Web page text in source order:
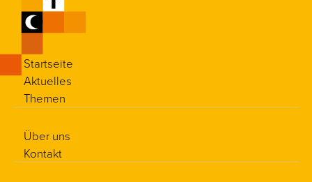
Startseite
Aktuelles
Themen
Über uns
Kontakt